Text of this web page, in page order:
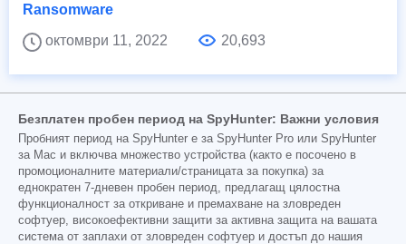
Ransomware
октомври 11, 2022
20,693
Безплатен пробен период на SpyHunter: Важни условия
Пробният период на SpyHunter е за SpyHunter Pro или SpyHunter
за Mac и включва множество устройства (както е посочено в
промоционалните материали/страницата за покупка) за
еднократен 7-дневен пробен период, предлагащ цялостна
функционалност за откриване и премахване на зловреден
софтуер, високоефективни защити за активна защита на вашата
система от заплахи от зловреден софтуер и достъп до нашия